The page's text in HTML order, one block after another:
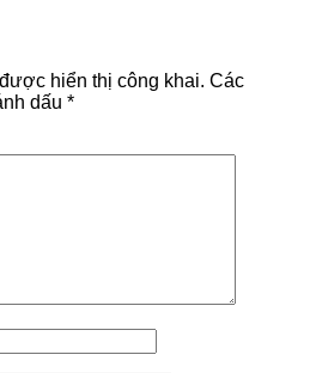
hiển thị công khai. Các
dấu *